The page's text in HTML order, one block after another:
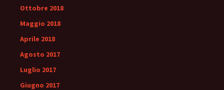
Ottobre 2018
Maggio 2018
Aprile 2018
Agosto 2017
Luglio 2017
Giugno 2017